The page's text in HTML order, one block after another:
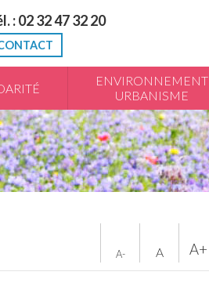
: 02 32 47 32 20
ENVIRONNEMENT
URBANISME
A+
A
A-